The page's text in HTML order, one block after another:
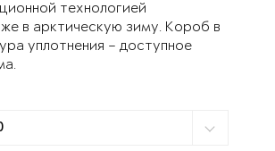
технологией
в арктическую зиму. Короб в
уплотнения – доступное